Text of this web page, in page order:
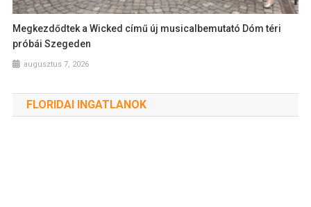
Megkezdődtek a Wicked című új musicalbemutató Dóm téri
próbái Szegeden
augusztus 7, 2026
FLORIDAI INGATLANOK